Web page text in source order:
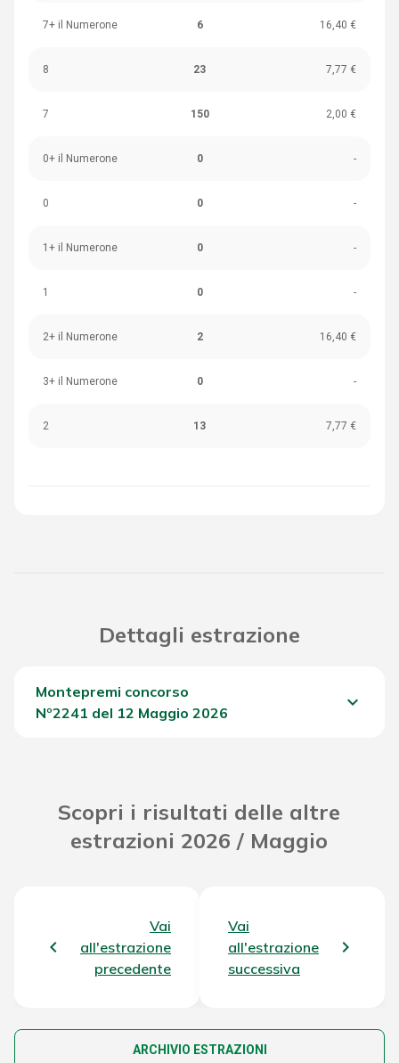
7+ il Numerone 6 16,40 €
8 23 7,77 €
7 150 2,00 €
0+ il Numerone 0 -
0 0 -
1+ il Numerone 0 -
1 0 -
2+ il Numerone 2 16,40 €
3+ il Numerone 0 -
2 13 7,77 €
Dettagli estrazione
Montepremi concorso
Nº2241 del 12 Maggio 2026
keyboard_arrow_down
Scopri i risultati delle altre
estrazioni 2026 / Maggio
Vai
all'estrazione
precedente
Vai
all'estrazione
successiva
ARCHIVIO ESTRAZIONI